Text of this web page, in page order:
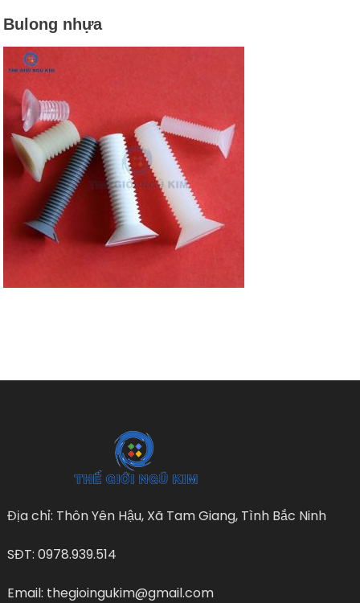
Bulong nhựa
Địa chỉ: Thôn Yên Hậu, Xã Tam Giang, Tình Bắc Ninh
SĐT: 0978.939.514
Email: thegioingukim@gmail.com